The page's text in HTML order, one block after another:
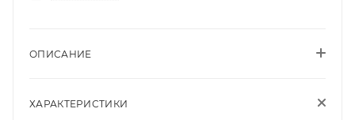
ОПИСАНИЕ
ХАРАКТЕРИСТИКИ